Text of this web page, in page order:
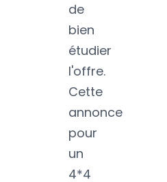
de
bien
étudier
l'offre.
Cette
annonce
pour
un
4*4